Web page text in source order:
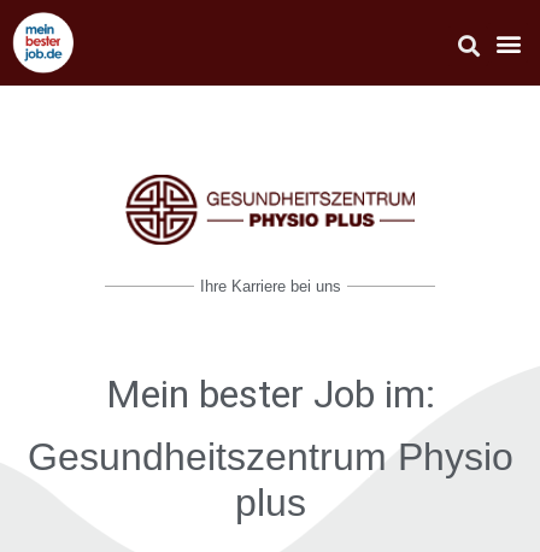
Ihre Karriere bei uns
Mein bester Job im:
Gesundheitszentrum Physio
plus